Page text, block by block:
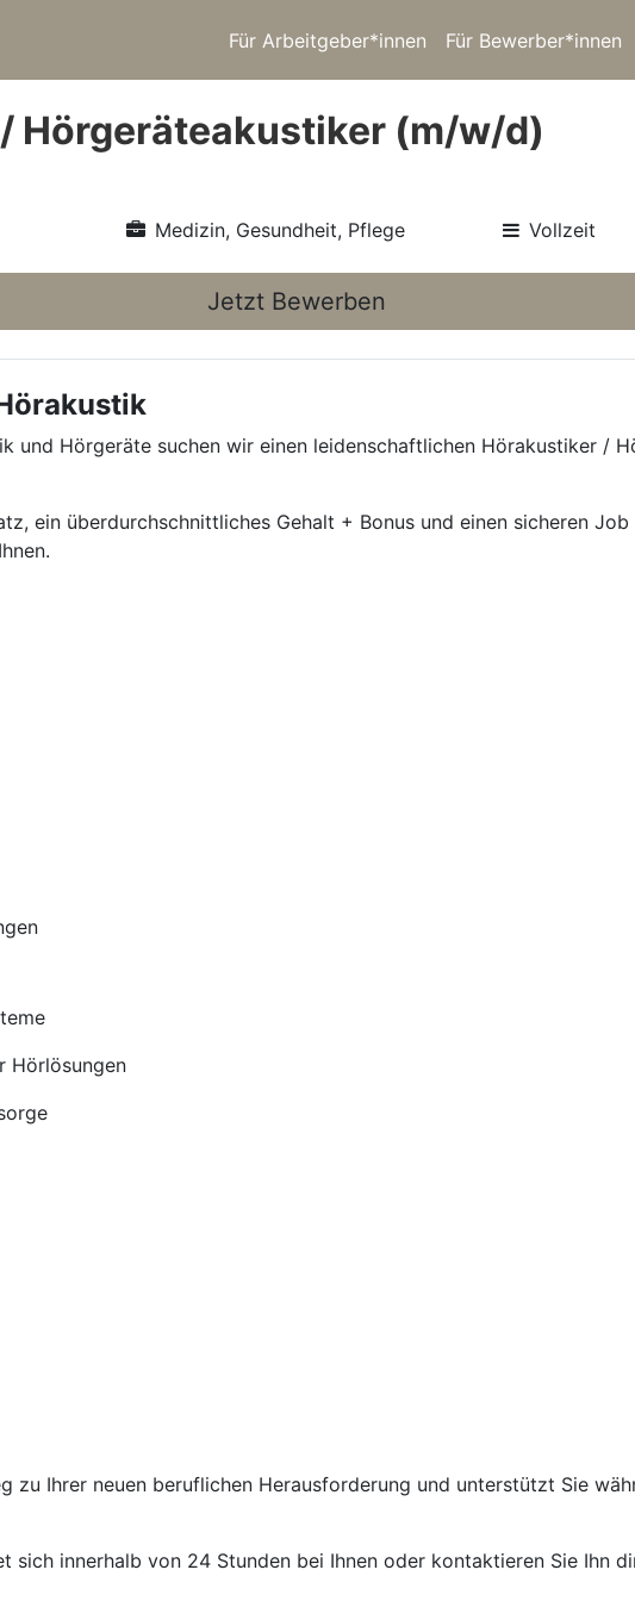
Für Arbeitgeber*innen Für Bewerber*innen
Hörgeräteakustiker (m/w/d)
Medizin, Gesundheit, Pflege Vollzeit
Jetzt Bewerben
und Hörgeräte suchen wir einen leidenschaftlichen Hörakustiker /
ein überdurchschnittliches Gehalt + Bonus und einen sicheren
Hörlösungen
zu Ihrer neuen beruflichen Herausforderung und unterstützt Sie
sich innerhalb von 24 Stunden bei Ihnen oder kontaktieren Sie Ihn